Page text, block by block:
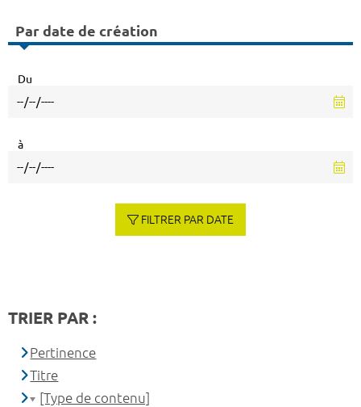
Par date de création
Du
à
FILTRER PAR DATE
TRIER PAR :
Pertinence
Titre
[Type de contenu]